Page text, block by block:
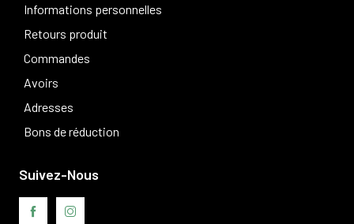
Informations personnelles
Retours produit
Commandes
Avoirs
Adresses
Bons de réduction
Suivez-Nous